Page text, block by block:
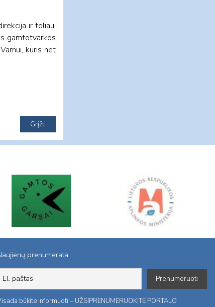
ir toliau,
gamtotvarkos
kuris net
prenumerata
būkite informuoti – UŽSIPRENUMERUOKITE PORTALO